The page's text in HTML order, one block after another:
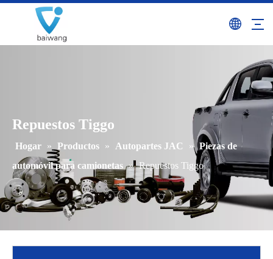
Repuestos Tiggo
Hogar » Productos » Autopartes JAC » Piezas de
automóvil para camionetas » Repuestos Tiggo